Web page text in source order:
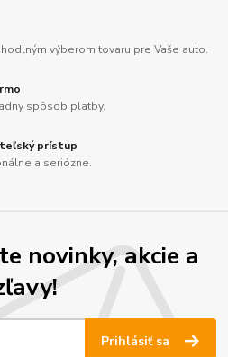
výberom tovaru pre Vaše auto.
spôsob platby.
prístup
a seriózne.
novinky, akcie a
Prihlásiť sa